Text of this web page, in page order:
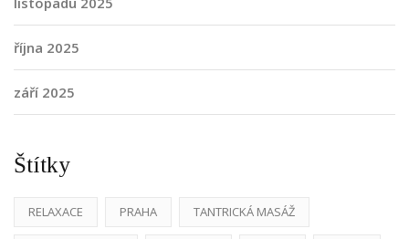
října 2025
září 2025
Štítky
RELAXACE PRAHA TANTRICKÁ MASÁŽ